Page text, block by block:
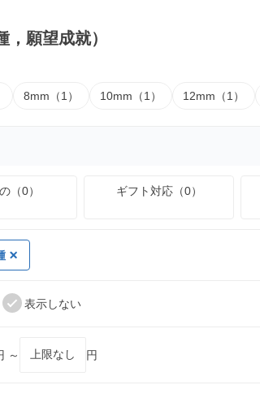
願望成就）
8mm（1） 10mm（1） 12mm（1）
（0） ギフト対応（0）
表示しない
～ 円